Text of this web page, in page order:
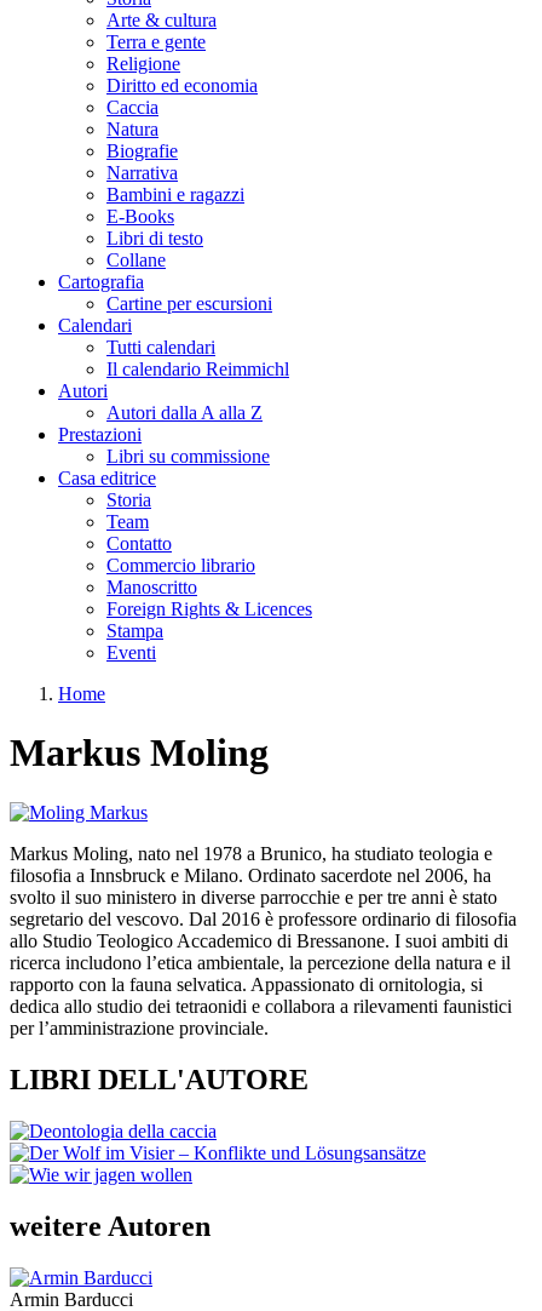
Arte & cultura
Terra e gente
Religione
Diritto ed economia
Caccia
Natura
Biografie
Narrativa
Bambini e ragazzi
E-Books
Libri di testo
Collane
Cartografia
Cartine per escursioni
Calendari
Tutti calendari
Il calendario Reimmichl
Autori
Autori dalla A alla Z
Prestazioni
Libri su commissione
Casa editrice
Storia
Team
Contatto
Commercio librario
Manoscritto
Foreign Rights & Licences
Stampa
Eventi
Home
Markus Moling
Markus Moling, nato nel 1978 a Brunico, ha studiato teologia e
filosofia a Innsbruck e Milano. Ordinato sacerdote nel 2006, ha
svolto il suo ministero in diverse parrocchie e per tre anni è stato
segretario del vescovo. Dal 2016 è professore ordinario di filosofia
allo Studio Teologico Accademico di Bressanone. I suoi ambiti di
ricerca includono l’etica ambientale, la percezione della natura e il
rapporto con la fauna selvatica. Appassionato di ornitologia, si
dedica allo studio dei tetraonidi e collabora a rilevamenti faunistici
per l’amministrazione provinciale.
LIBRI DELL'AUTORE
weitere Autoren
Armin Barducci